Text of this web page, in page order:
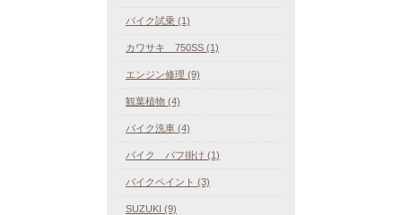
バイク試乗 (1)
カワサキ 750SS (1)
エンジン修理 (9)
観葉植物 (4)
バイク洗車 (4)
バイク バフ掛け (1)
バイクペイント (3)
SUZUKI (9)